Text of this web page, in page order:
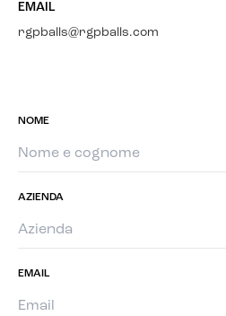
EMAIL
rgpballs@rgpballs.com
NOME
AZIENDA
EMAIL